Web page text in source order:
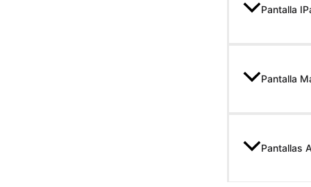
Pantalla
Pantalla
Pantallas